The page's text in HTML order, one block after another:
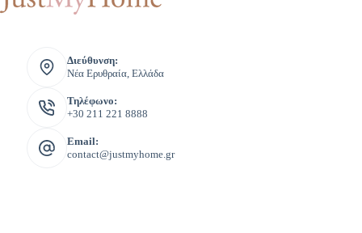
Διεύθυνση:
Νέα Ερυθραία, Ελλάδα
Τηλέφωνο:
+30 211 221 8888
Email:
contact@justmyhome.gr